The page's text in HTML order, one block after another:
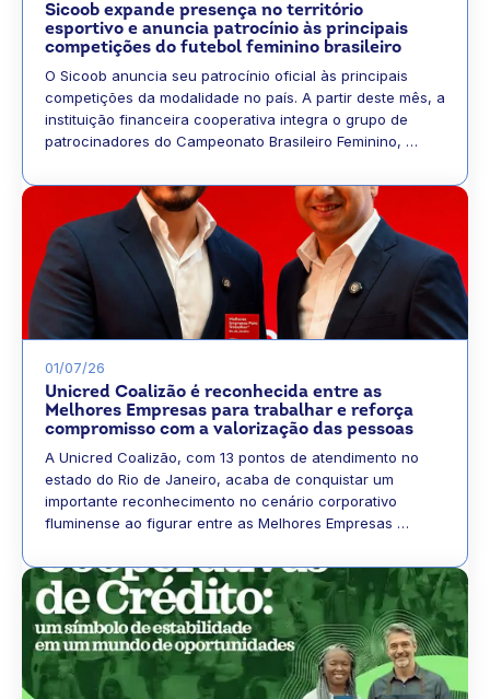
Sicoob expande presença no território
esportivo e anuncia patrocínio às principais
competições do futebol feminino brasileiro
O Sicoob anuncia seu patrocínio oficial às principais
competições da modalidade no país. A partir deste mês, a
instituição financeira cooperativa integra o grupo de
patrocinadores do Campeonato Brasileiro Feminino, …
01/07/26
Unicred Coalizão é reconhecida entre as
Melhores Empresas para trabalhar e reforça
compromisso com a valorização das pessoas
A Unicred Coalizão, com 13 pontos de atendimento no
estado do Rio de Janeiro, acaba de conquistar um
importante reconhecimento no cenário corporativo
fluminense ao figurar entre as Melhores Empresas …